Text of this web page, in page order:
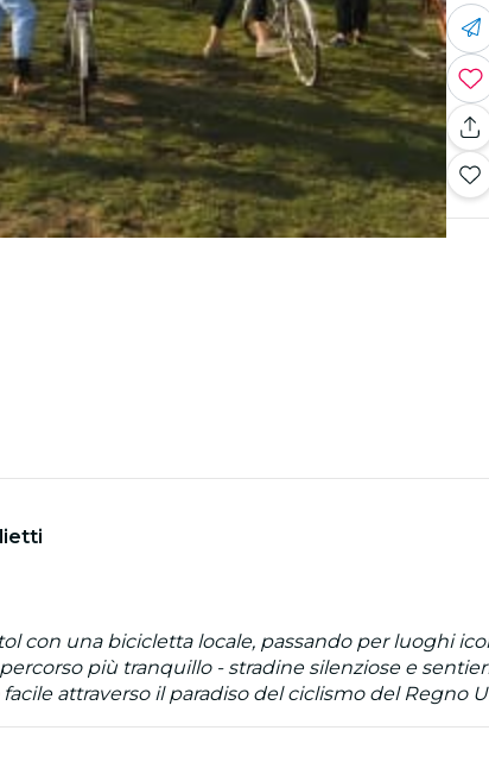
con una bicicletta locale, passando per luoghi
più tranquillo - stradine silenziose e
attraverso il paradiso del ciclismo del Regno